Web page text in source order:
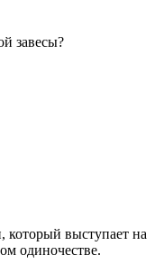
завесы?
который выступает на
одиночестве.